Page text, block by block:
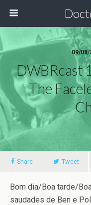
09/08/
DWBRcast
The
Share Tweet
Bom dia/Boa tarde/
saudades de Ben e